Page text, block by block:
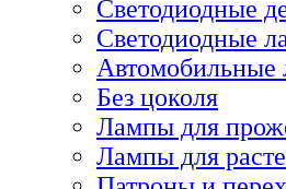
Светодиодные
Светодиодные
Без цоколя
Лампы для
Лампы для